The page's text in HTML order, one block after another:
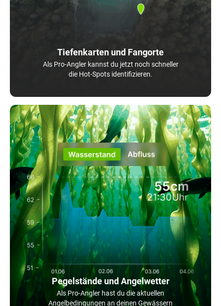
Tiefenkarten und Fangorte
Als Pro-Angler kannst du jetzt noch schneller
die Hot-Spots identifizieren.
Pegelstände und Angelwetter
Als Pro-Angler hast du die aktuellen
Angelbedingungen an deinen Gewässern